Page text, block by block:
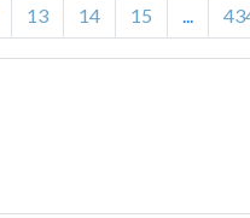
13 14 15